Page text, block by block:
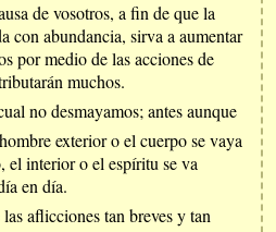
de vosotros, a fin de que la
con abundancia, sirva a aumentar
por medio de las acciones de
muchos.
no desmayamos; antes aunque
exterior o el cuerpo se vaya
el interior o el espíritu se va
en día.
aflicciones tan breves y tan